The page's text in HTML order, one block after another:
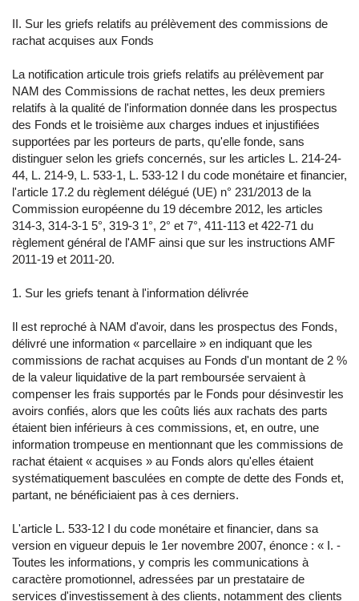
II. Sur les griefs relatifs au prélèvement des commissions de
rachat acquises aux Fonds
La notification articule trois griefs relatifs au prélèvement par
NAM des Commissions de rachat nettes, les deux premiers
relatifs à la qualité de l'information donnée dans les prospectus
des Fonds et le troisième aux charges indues et injustifiées
supportées par les porteurs de parts, qu'elle fonde, sans
distinguer selon les griefs concernés, sur les articles L. 214-24-
44, L. 214-9, L. 533-1, L. 533-12 I du code monétaire et financier,
l'article 17.2 du règlement délégué (UE) n° 231/2013 de la
Commission européenne du 19 décembre 2012, les articles
314-3, 314-3-1 5°, 319-3 1°, 2° et 7°, 411-113 et 422-71 du
règlement général de l'AMF ainsi que sur les instructions AMF
2011-19 et 2011-20.
1. Sur les griefs tenant à l'information délivrée
Il est reproché à NAM d'avoir, dans les prospectus des Fonds,
délivré une information « parcellaire » en indiquant que les
commissions de rachat acquises au Fonds d'un montant de 2 %
de la valeur liquidative de la part remboursée servaient à
compenser les frais supportés par le Fonds pour désinvestir les
avoirs confiés, alors que les coûts liés aux rachats des parts
étaient bien inférieurs à ces commissions, et, en outre, une
information trompeuse en mentionnant que les commissions de
rachat étaient « acquises » au Fonds alors qu'elles étaient
systématiquement basculées en compte de dette des Fonds et,
partant, ne bénéficiaient pas à ces derniers.
L'article L. 533-12 I du code monétaire et financier, dans sa
version en vigueur depuis le 1er novembre 2007, énonce : « I. -
Toutes les informations, y compris les communications à
caractère promotionnel, adressées par un prestataire de
services d'investissement à des clients, notamment des clients